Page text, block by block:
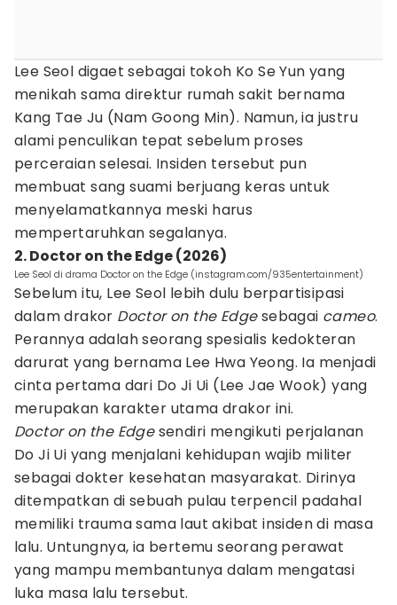
Lee Seol digaet sebagai tokoh Ko Se Yun yang
menikah sama direktur rumah sakit bernama
Kang Tae Ju (Nam Goong Min). Namun, ia justru
alami penculikan tepat sebelum proses
perceraian selesai. Insiden tersebut pun
membuat sang suami berjuang keras untuk
menyelamatkannya meski harus
mempertaruhkan segalanya.
2. Doctor on the Edge (2026)
Lee Seol di drama Doctor on the Edge (instagram.com/935entertainment)
Sebelum itu, Lee Seol lebih dulu berpartisipasi
dalam drakor Doctor on the Edgesebagai cameo.
Perannya adalah seorang spesialis kedokteran
darurat yang bernama Lee Hwa Yeong. Ia menjadi
cinta pertama dari Do Ji Ui (Lee Jae Wook) yang
merupakan karakter utama drakor ini.
Doctor on the Edgesendiri mengikuti perjalanan
Do Ji Ui yang menjalani kehidupan wajib militer
sebagai dokter kesehatan masyarakat. Dirinya
ditempatkan di sebuah pulau terpencil padahal
memiliki trauma sama laut akibat insiden di masa
lalu. Untungnya, ia bertemu seorang perawat
yang mampu membantunya dalam mengatasi
luka masa lalu tersebut.